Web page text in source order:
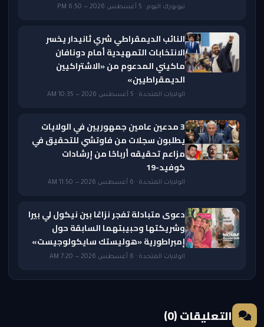
نيويورك اليوم · 5 أغسطس 2026 — 6:50 PM
النائب الديمقراطي شري ثانيدار يخسر
الانتخابات التمهيدية أمام دونافان
ماكيني المدعوم من «الاشتراكيين
الديمقراطيين»
الولايات المتحدة · 5 أغسطس 2026 — 10:35 AM
3 مدعين عامين جمهوريين في الولايات
يطلبون سجلات من فاوتشي للتحقيق في
مزاعم تحقيقه أرباحًا من إرشادات
كوفيد-19
الولايات المتحدة · 6 أغسطس 2026 — 11:50 AM
دعوى متبادلة تفجر نزاعًا بين نيكول لي بيرا
وشريكتها وحبيبتهما السابقة حول
إمبراطورية «هوليستك سايكولوجيست»
الولايات المتحدة · 6 أغسطس 2026 — 7:20 AM
التعليقات (0)